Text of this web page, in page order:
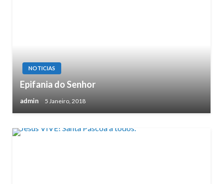
NOTICIAS
Epifania do Senhor
admin 5 Janeiro, 2018